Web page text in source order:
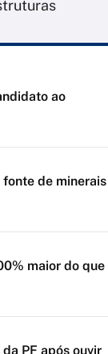
ao
de minerais
maior do que
PF após ouvir